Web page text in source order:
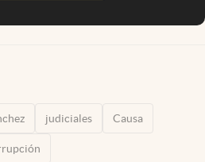
judiciales Causa